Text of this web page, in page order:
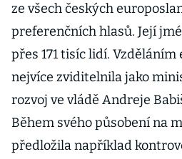
ze všech českých
preferenčních hlasů. Její
přes 171 tisíc lidí. Vzděláním
nejvíce zviditelnila jako
rozvoj ve vládě Andreje
Během svého působení na
předložila například